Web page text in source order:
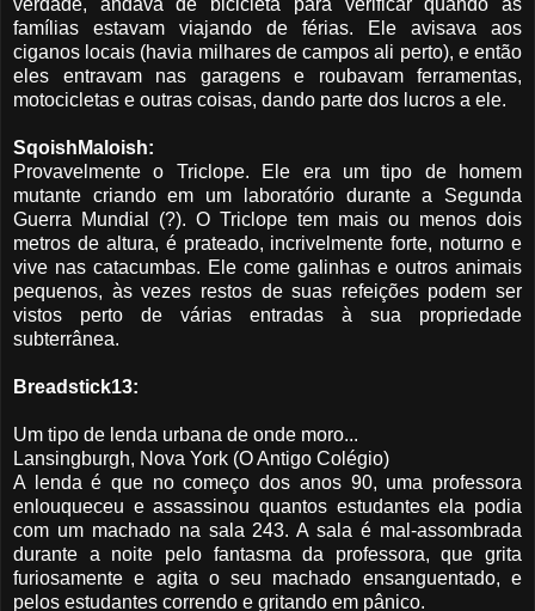
famílias estavam viajando de férias. Ele avisava aos
ciganos locais (havia milhares de campos ali perto), e então
eles entravam nas garagens e roubavam ferramentas,
motocicletas e outras coisas, dando parte dos lucros a ele.
SqoishMaloish:
Provavelmente o Triclope. Ele era um tipo de homem
mutante criando em um laboratório durante a Segunda
Guerra Mundial (?). O Triclope tem mais ou menos dois
metros de altura, é prateado, incrivelmente forte, noturno e
vive nas catacumbas. Ele come galinhas e outros animais
pequenos, às vezes restos de suas refeições podem ser
vistos perto de várias entradas à sua propriedade
subterrânea.
Breadstick13:
Um tipo de lenda urbana de onde moro...
Lansingburgh, Nova York (O Antigo Colégio)
A lenda é que no começo dos anos 90, uma professora
enlouqueceu e assassinou quantos estudantes ela podia
com um machado na sala 243. A sala é mal-assombrada
durante a noite pelo fantasma da professora, que grita
furiosamente e agita o seu machado ensanguentado, e
pelos estudantes correndo e gritando em pânico.